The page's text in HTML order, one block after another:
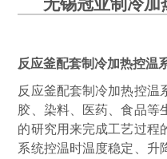
反应釜配套制冷加热控温
反应釜配套制冷加热控温
胶、染料、医药、⻝品等
的研究用来完成⼯艺过程
系统控温时温度稳定、升